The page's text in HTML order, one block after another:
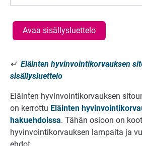
Avaa sisällysluettelo
↵ Eläinten hyvinvointikorvauksen
sisällysluettelo
Eläinten hyvinvointikorvauksen
on kerrottu Eläinten
hakuehdoissa. Tähän osioon on
hyvinvointikorvauksen lampaita ja
ehdot.